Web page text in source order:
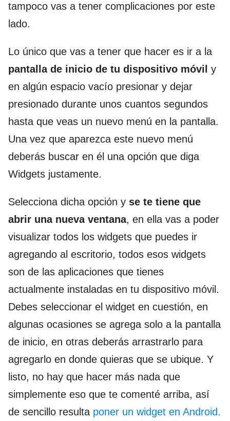
tampoco vas a tener complicaciones por este
lado.
Lo único que vas a tener que hacer es ir a la
pantalla de inicio de tu dispositivo móvil y
en algún espacio vacío presionar y dejar
presionado durante unos cuantos segundos
hasta que veas un nuevo menú en la pantalla.
Una vez que aparezca este nuevo menú
deberás buscar en él una opción que diga
Widgets justamente.
Selecciona dicha opción y se te tiene que
abrir una nueva ventana, en ella vas a poder
visualizar todos los widgets que puedes ir
agregando al escritorio, todos esos widgets
son de las aplicaciones que tienes
actualmente instaladas en tu dispositivo móvil.
Debes seleccionar el widget en cuestión, en
algunas ocasiones se agrega solo a la pantalla
de inicio, en otras deberás arrastrarlo para
agregarlo en donde quieras que se ubique. Y
listo, no hay que hacer más nada que
simplemente eso que te comenté arriba, así
de sencillo resulta poner un widget en Android.